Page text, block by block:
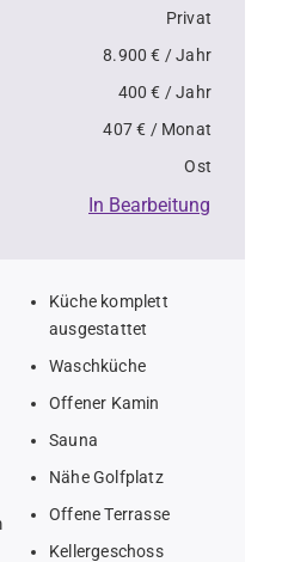
von 1.367 m² auf einem
dem Horizont verschmilzt
zählen ein
Privat
8.900 € / Jahr
400 € / Jahr
407 € / Monat
Ost
In Bearbeitung
Küche komplett
ausgestattet
Waschküche
Offener Kamin
Sauna
Nähe Golfplatz
Offene Terrasse
Kellergeschoss